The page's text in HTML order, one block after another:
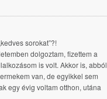
sorokat”?!
dolgoztam, fizettem a
is volt. Akkor is, abból
van, de egyikkel sem
egy évig voltam otthon, utána